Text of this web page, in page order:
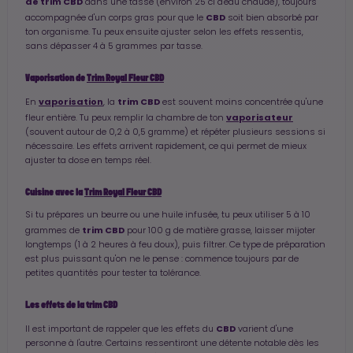
dans une tasse (environ 25 cl d'eau chaude), toujours
accompagnée d'un corps gras pour que le CBD soit bien absorbé par
ton organisme. Tu peux ensuite ajuster selon les effets ressentis,
sans dépasser 4 à 5 grammes par tasse.
Vaporisation deTrim Royal Fleur CBD
En vaporisation, la trim CBD est souvent moins concentrée qu'une
fleur entière. Tu peux remplir la chambre de ton vaporisateur
(souvent autour de 0,2 à 0,5 gramme) et répéter plusieurs sessions si
nécessaire. Les effets arrivent rapidement, ce qui permet de mieux
ajuster ta dose en temps réel.
Cuisine avec laTrim Royal Fleur CBD
Si tu prépares un beurre ou une huile infusée, tu peux utiliser 5 à 10
grammes de trim CBD pour 100 g de matière grasse, laisser mijoter
longtemps (1 à 2 heures à feu doux), puis filtrer. Ce type de préparation
est plus puissant qu'on ne le pense : commence toujours par de
petites quantités pour tester ta tolérance.
Les effets de la trim CBD
Il est important de rappeler que les effets du CBD varient d'une
personne à l'autre. Certains ressentiront une détente notable dès les